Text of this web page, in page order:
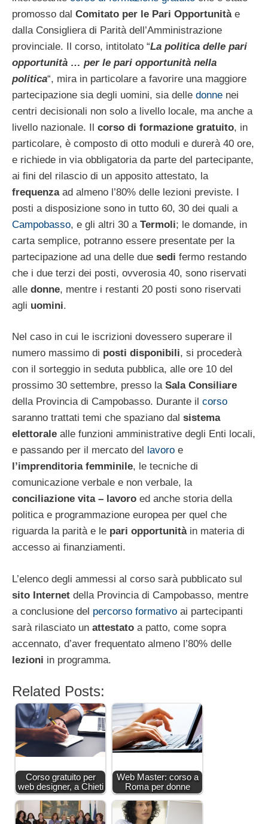
promosso dal Comitato per le Pari Opportunitàe
dalla Consigliera di Parità dell’Amministrazione
provinciale. Il corso, intitolato “La politica delle pari
opportunità … per le pari opportunità nella
politica“, mira in particolare a favorire una maggiore
partecipazione sia degli uomini, sia delle donne nei
centri decisionali non solo a livello locale, ma anche a
livello nazionale. Il corso di formazione gratuito, in
particolare, è composto di otto moduli e durerà 40 ore,
e richiede in via obbligatoria da parte del partecipante,
ai fini del rilascio di un apposito attestato, la
frequenzaad almeno l’80% delle lezioni previste. I
posti a disposizione sono in tutto 60, 30 dei quali a
Campobasso, e gli altri 30 a Termoli; le domande, in
carta semplice, potranno essere presentate per la
partecipazione ad una delle due sedi fermo restando
che i due terzi dei posti, ovverosia 40, sono riservati
alle donne, mentre i restanti 20 posti sono riservati
agli uomini.
Nel caso in cui le iscrizioni dovessero superare il
numero massimo di posti disponibili, si procederà
con il sorteggio in seduta pubblica, alle ore 10 del
prossimo 30 settembre, presso la Sala Consiliare
della Provincia di Campobasso. Durante il corso
saranno trattati temi che spaziano dal sistema
elettorale alle funzioni amministrative degli Enti locali,
e passando per il mercato del
lavoro e
l’imprenditoria femminile, le tecniche di
comunicazione verbale e non verbale, la
conciliazione vita – lavoro ed anche storia della
politica e programmazione europea per quel che
riguarda la parità e le pari opportunitàin materia di
accesso ai finanziamenti.
L’elenco degli ammessi al corso sarà pubblicato sul
sito Internet della Provincia di Campobasso, mentre
a conclusione del percorso formativo ai partecipanti
sarà rilasciato un attestato a patto, come sopra
accennato, d’aver frequentato almeno l’80% delle
lezioni in programma.
Related Posts:
Corso gratuito per
web designer, a Chieti
Web Master: corso a
Roma per donne